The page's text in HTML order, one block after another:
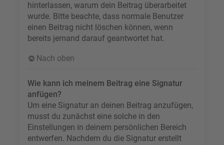
hinterlassen, warum dein Beitrag überarbeitet
wurde. Bitte beachte, dass normale Benutzer
einen Beitrag nicht löschen können, wenn
bereits jemand darauf geantwortet hat.
Nach oben
Wie kann ich meinem Beitrag eine Signatur
anfügen?
Um eine Signatur an deinen Beitrag anzufügen,
musst du zunächst eine solche in den
Einstellungen in deinem persönlichen Bereich
entwerfen. Nachdem du die Signatur erstellt